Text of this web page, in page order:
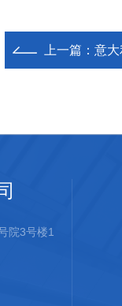
上一篇： 意
院3号楼1